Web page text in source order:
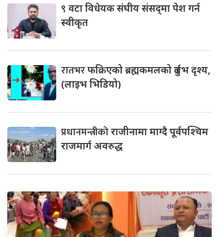
९ वटा विधेयक संघीय संसद्‌मा पेश गर्न
स्वीकृत
रातभरफक्रिएको ब्रह्मकमलको दुर्लभ दृश्य,
(लाइभ भिडियो)
प्रधानमन्त्रीकोराजीनामा माग्दै पूर्वपश्चिम
राजमार्ग अवरुद्ध